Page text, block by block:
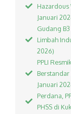
Hazardous
Januari
Gudang
Limbah
2026)
PPLI
Januari
Perdana,
PHSS di